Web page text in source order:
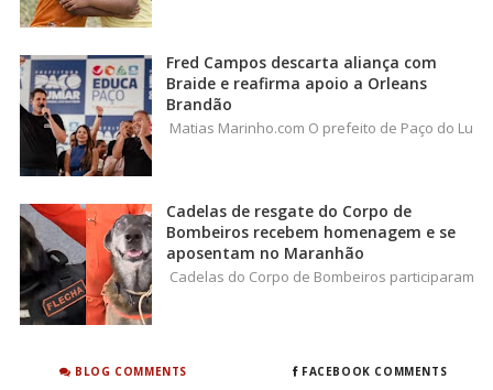
Fred Campos descarta aliança com
Braide e reafirma apoio a Orleans
Brandão
Matias Marinho.com O prefeito de Paço do Lu
Cadelas de resgate do Corpo de
Bombeiros recebem homenagem e se
aposentam no Maranhão
Cadelas do Corpo de Bombeiros participaram
BLOG COMMENTS FACEBOOK COMMENTS